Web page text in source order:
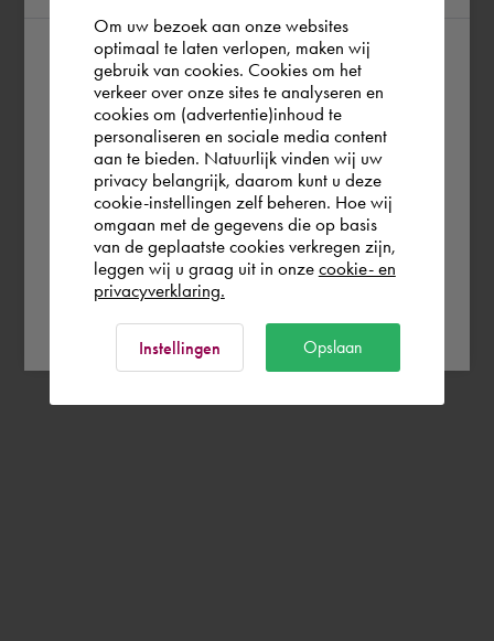
According to us you are situated in Rest of
the world. Please confirm in which country
you wish to shop.
België Rest of the world
Om uw bezoek aan onze websites
optimaal te laten verlopen, maken wij
gebruik van cookies. Cookies om het
verkeer over onze sites te analyseren en
cookies om (advertentie)inhoud te
personaliseren en sociale media content
aan te bieden. Natuurlijk vinden wij uw
privacy belangrijk, daarom kunt u deze
cookie-instellingen zelf beheren. Hoe wij
omgaan met de gegevens die op basis
van de geplaatste cookies verkregen zijn,
leggen wij u graag uit in onze cookie- en
privacyverklaring.
Instellingen Opslaan